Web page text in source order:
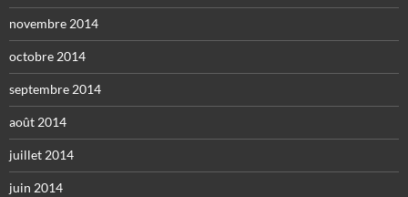
novembre 2014
octobre 2014
septembre 2014
août 2014
juillet 2014
juin 2014